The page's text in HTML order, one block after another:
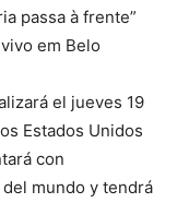
passa à frente”
em Belo
el jueves 19
Estados Unidos
con
mundo y tendrá